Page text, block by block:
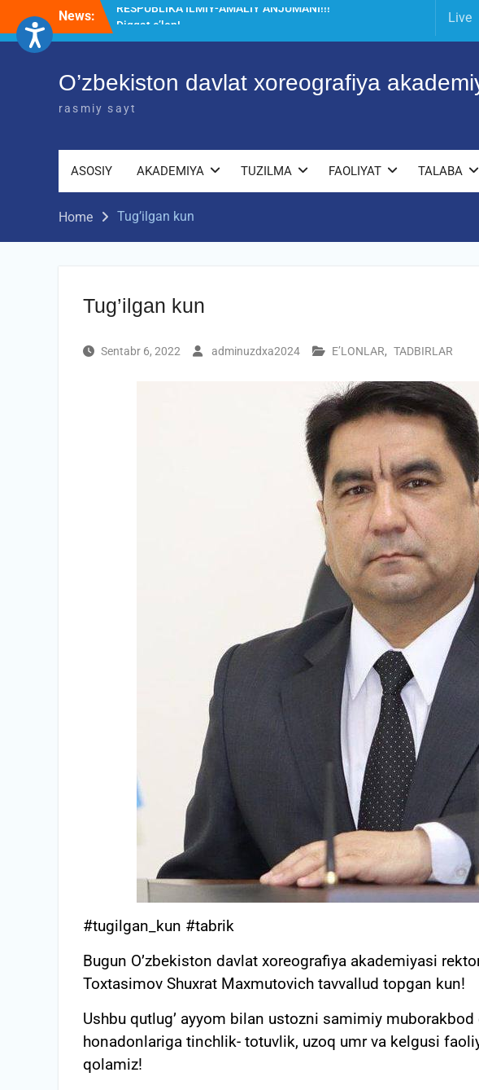
content
News:
Diqqat e’lon!
Live
O’zbekiston davlat xoreografiya
rasmiy sayt
ASOSIY AKADEMIYA TUZILMA FAOLIYAT TALABA
Home Tug’ilgan kun
Tug’ilgan kun
Sentabr 6, 2022 adminuzdxa2024 E’LONLAR, TADBIRLAR
#tugilgan_kun #tabrik
Bugun O’zbekiston davlat xoreografiya akademiyasi
Toxtasimov Shuxrat Maxmutovich tavvallud topgan kun!
Ushbu qutlug’ ayyom bilan ustozni samimiy
honadonlariga tinchlik- totuvlik, uzoq umr va kelgusi
qolamiz!